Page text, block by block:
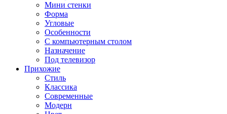
Мини стенки
Форма
Угловые
Особенности
С компьютерным столом
Назначение
Под телевизор
Прихожие
Стиль
Классика
Современные
Модерн